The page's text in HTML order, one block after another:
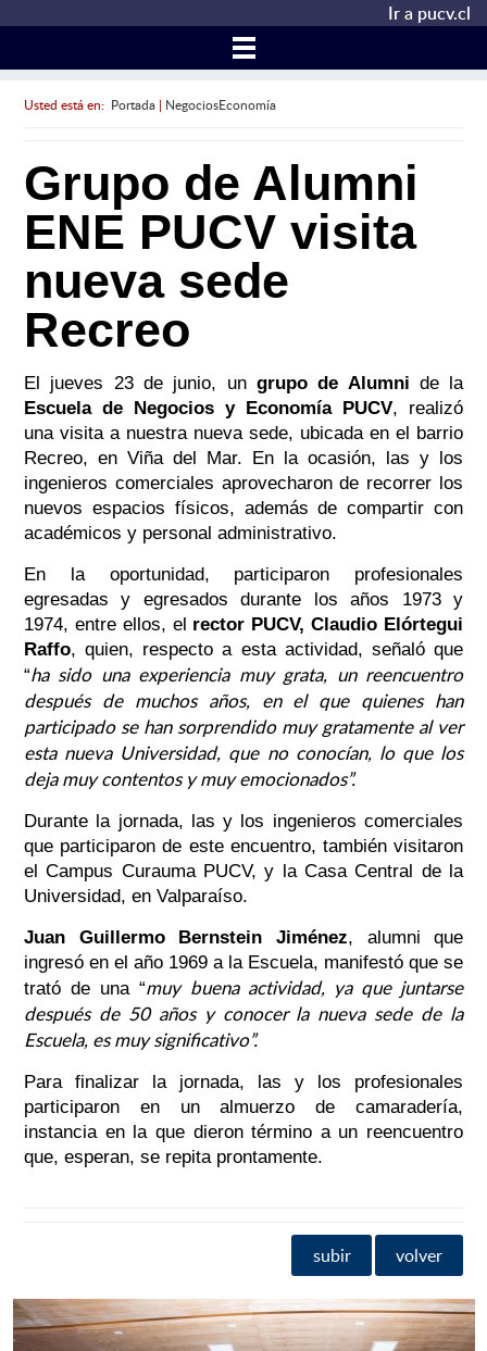
Ir a pucv.cl
Usted está en: Portada| NegociosEconomía
Grupo de Alumni
ENE PUCV visita
nueva sede
Recreo
El jueves 23 de junio, un grupo de Alumni de la
Escuela de Negocios y Economía PUCV, realizó
una visita a nuestra nueva sede, ubicada en el barrio
Recreo, en Viña del Mar. En la ocasión, las y los
ingenieros comerciales aprovecharon de recorrer los
nuevos espacios físicos, además de compartir con
académicos y personal administrativo.
En la oportunidad, participaron profesionales
egresadas y egresados durante los años 1973 y
1974, entre ellos, el rector PUCV, Claudio Elórtegui
Raffo, quien, respecto a esta actividad, señaló que
“ha sido una experiencia muy grata, un reencuentro
después de muchos años, en el que quienes han
participado se han sorprendido muy gratamente al ver
esta nueva Universidad, que no conocían, lo que los
deja muy contentos y muy emocionados”.
Durante la jornada, las y los ingenieros comerciales
que participaron de este encuentro, también visitaron
el Campus Curauma PUCV, y la Casa Central de la
Universidad, en Valparaíso.
Juan Guillermo Bernstein Jiménez, alumni que
ingresó en el año 1969 a la Escuela, manifestó que se
trató de una “muy buena actividad, ya que juntarse
después de 50 años y conocer la nueva sede de la
Escuela, es muy significativo”.
Para finalizar la jornada, las y los profesionales
participaron en un almuerzo de camaradería,
instancia en la que dieron término a un reencuentro
que, esperan, se repita prontamente.
subir volver